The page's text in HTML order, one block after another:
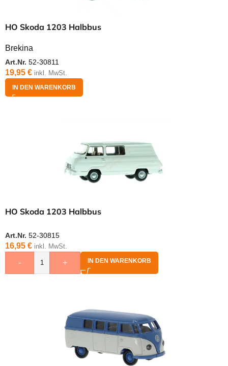
HO Skoda 1203 Halbbus
Brekina
Art.Nr. 52-30811
19,95 € inkl. MwSt.
IN DEN WARENKORB
HO Skoda 1203 Halbbus
Art.Nr. 52-30815
16,95 € inkl. MwSt.
- + IN DEN WARENKORB